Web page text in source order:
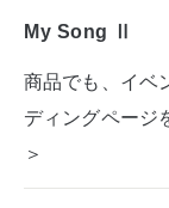
My Song Ⅱ
商品でも、イベ
ディングページ
＞